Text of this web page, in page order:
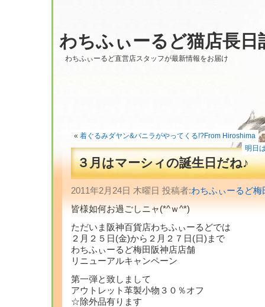
わちふぃーるど猫店長日
わちふぃーるど直営店スタッフが最新情報をお届け
« 着ぐるみダヤン&バニラがやってくる!?From Hiroshima
明日
３月はマーシィの誕生日だね♪
2011年2月24日 木曜日 投稿者:わちふぃーるど梅
皆様如何お過ごしニャ(*^ｗ^*)
ただいま阪神百貨店わちふぃーるどでは
２月２５日(金)から２月２７日(日)まで
わちふぃーるど梅田阪神店店舗
リニューアルキャンペーン
第一弾と致しまして
アウトレット革製小物３０％オフ
☆除外品有ります